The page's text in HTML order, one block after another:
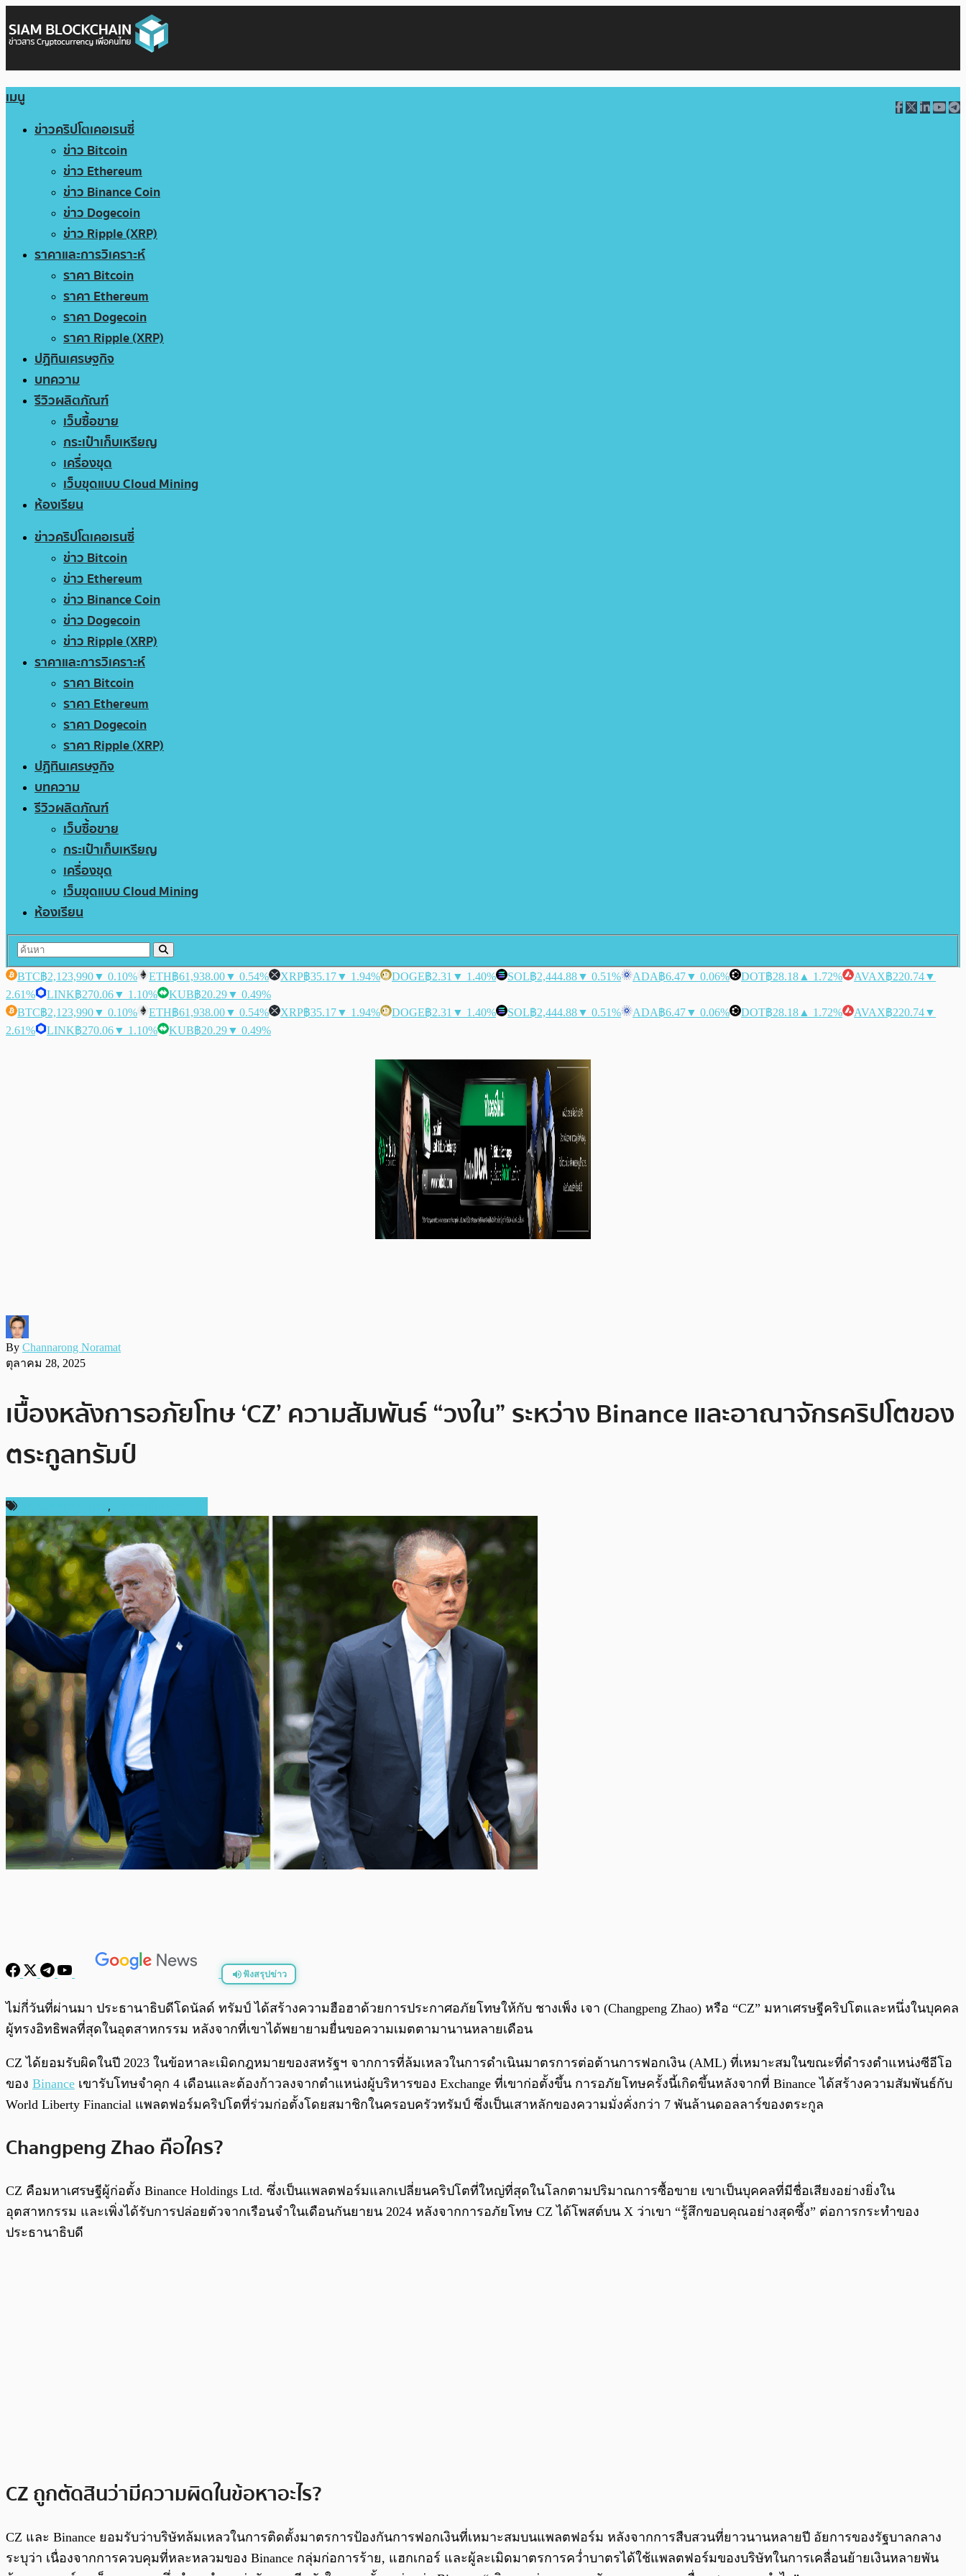
เมนู
ข่าวคริปโตเคอเรนซี่
ข่าว Bitcoin
ข่าว Ethereum
ข่าว Binance Coin
ข่าว Dogecoin
ข่าว Ripple (XRP)
ราคาและการวิเคราะห์
ราคา Bitcoin
ราคา Ethereum
ราคา Dogecoin
ราคา Ripple (XRP)
ปฏิทินเศรษฐกิจ
บทความ
รีวิวผลิตภัณฑ์
เว็บซื้อขาย
กระเป๋าเก็บเหรียญ
เครื่องขุด
เว็บขุดแบบ Cloud Mining
ห้องเรียน
ข่าวคริปโตเคอเรนซี่
ข่าว Bitcoin
ข่าว Ethereum
ข่าว Binance Coin
ข่าว Dogecoin
ข่าว Ripple (XRP)
ราคาและการวิเคราะห์
ราคา Bitcoin
ราคา Ethereum
ราคา Dogecoin
ราคา Ripple (XRP)
ปฏิทินเศรษฐกิจ
บทความ
รีวิวผลิตภัณฑ์
เว็บซื้อขาย
กระเป๋าเก็บเหรียญ
เครื่องขุด
เว็บขุดแบบ Cloud Mining
ห้องเรียน
BTC฿2,123,990▼ 0.10% ETH฿61,938.00▼ 0.54% XRP฿35.17▼ 1.94% DOGE฿2.31 ▼ 1.40% SOL฿2,444.88▼ 0.51% ADA฿6.47▼ 0.06% DOT฿28.18 ▲ 1.72% AVAX฿220.74▼
2.61%
LINK฿270.06▼ 1.10% KUB฿20.29▼ 0.49%
BTC฿2,123,990▼ 0.10% ETH฿61,938.00▼ 0.54% XRP฿35.17▼ 1.94% DOGE฿2.31 ▼ 1.40% SOL฿2,444.88▼ 0.51% ADA฿6.47▼ 0.06% DOT฿28.18 ▲ 1.72% AVAX฿220.74▼
2.61%
LINK฿270.06▼ 1.10% KUB฿20.29▼ 0.49%
By Channarong Noramat
ตุลาคม 28, 2025
เบื้องหลังการอภัยโทษ ‘CZ’ ความสัมพันธ์ “วงใน” ระหว่าง Binance และอาณาจักรคริปโตของ
ตระกูลทรัมป์
,
ฟังสรุปข่าว
พร้อมเล่น 0:00
ไม่กี่วันที่ผ่านมา ประธานาธิบดีโดนัลด์ ทรัมป์ ได้สร้างความฮือฮาด้วยการประกาศอภัยโทษให้กับ ชางเพ็ง เจา (Changpeng Zhao) หรือ “CZ” มหาเศรษฐีคริปโตและหนึ่งในบุคคล
ผู้ทรงอิทธิพลที่สุดในอุตสาหกรรม หลังจากที่เขาได้พยายามยื่นขอความเมตตามานานหลายเดือน
CZ ได้ยอมรับผิดในปี 2023 ในข้อหาละเมิดกฎหมายของสหรัฐฯ จากการที่ล้มเหลวในการดำเนินมาตรการต่อต้านการฟอกเงิน (AML) ที่เหมาะสมในขณะที่ดำรงตำแหน่งซีอีโอ
ของ Binance เขารับโทษจำคุก 4 เดือนและต้องก้าวลงจากตำแหน่งผู้บริหารของ Exchange ที่เขาก่อตั้งขึ้น การอภัยโทษครั้งนี้เกิดขึ้นหลังจากที่ Binance ได้สร้างความสัมพันธ์กับ
World Liberty Financial แพลตฟอร์มคริปโตที่ร่วมก่อตั้งโดยสมาชิกในครอบครัวทรัมป์ ซึ่งเป็นเสาหลักของความมั่งคั่งกว่า 7 พันล้านดอลลาร์ของตระกูล
Changpeng Zhao คือใคร?
CZ คือมหาเศรษฐีผู้ก่อตั้ง Binance Holdings Ltd. ซึ่งเป็นแพลตฟอร์มแลกเปลี่ยนคริปโตที่ใหญ่ที่สุดในโลกตามปริมาณการซื้อขาย เขาเป็นบุคคลที่มีชื่อเสียงอย่างยิ่งใน
อุตสาหกรรม และเพิ่งได้รับการปล่อยตัวจากเรือนจำในเดือนกันยายน 2024 หลังจากการอภัยโทษ CZ ได้โพสต์บน X ว่าเขา “รู้สึกขอบคุณอย่างสุดซึ้ง” ต่อการกระทำของ
ประธานาธิบดี
CZ ถูกตัดสินว่ามีความผิดในข้อหาอะไร?
CZ และ Binance ยอมรับว่าบริษัทล้มเหลวในการติดตั้งมาตรการป้องกันการฟอกเงินที่เหมาะสมบนแพลตฟอร์ม หลังจากการสืบสวนที่ยาวนานหลายปี อัยการของรัฐบาลกลาง
ระบุว่า เนื่องจากการควบคุมที่หละหลวมของ Binance กลุ่มก่อการร้าย, แฮกเกอร์ และผู้ละเมิดมาตรการคว่ำบาตรได้ใช้แพลตฟอร์มของบริษัทในการเคลื่อนย้ายเงินหลายพัน